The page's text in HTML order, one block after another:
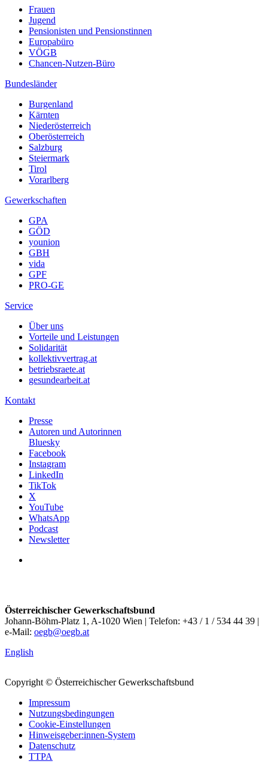
Frauen
Jugend
Pensionisten und Pensionstinnen
Europabüro
VÖGB
Chancen-Nutzen-Büro
Bundesländer
Burgenland
Kärnten
Niederösterreich
Oberösterreich
Salzburg
Steiermark
Tirol
Vorarlberg
Gewerkschaften
GPA
GÖD
younion
GBH
vida
GPF
PRO-GE
Service
Über uns
Vorteile und Leistungen
Solidarität
kollektivvertrag.at
betriebsraete.at
gesundearbeit.at
Kontakt
Presse
Autoren und Autorinnen
Bluesky
Facebook
Instagram
LinkedIn
TikTok
X
YouTube
WhatsApp
Podcast
Newsletter
Österreichischer Gewerkschaftsbund
Johann-Böhm-Platz 1, A-1020 Wien | Telefon: +43 / 1 / 534 44 39 |
e-Mail: oegb@oegb.at
English
Copyright © Österreichischer Gewerkschaftsbund
Impressum
Nutzungsbedingungen
Cookie-Einstellungen
Hinweisgeber:innen-System
Datenschutz
TTPA